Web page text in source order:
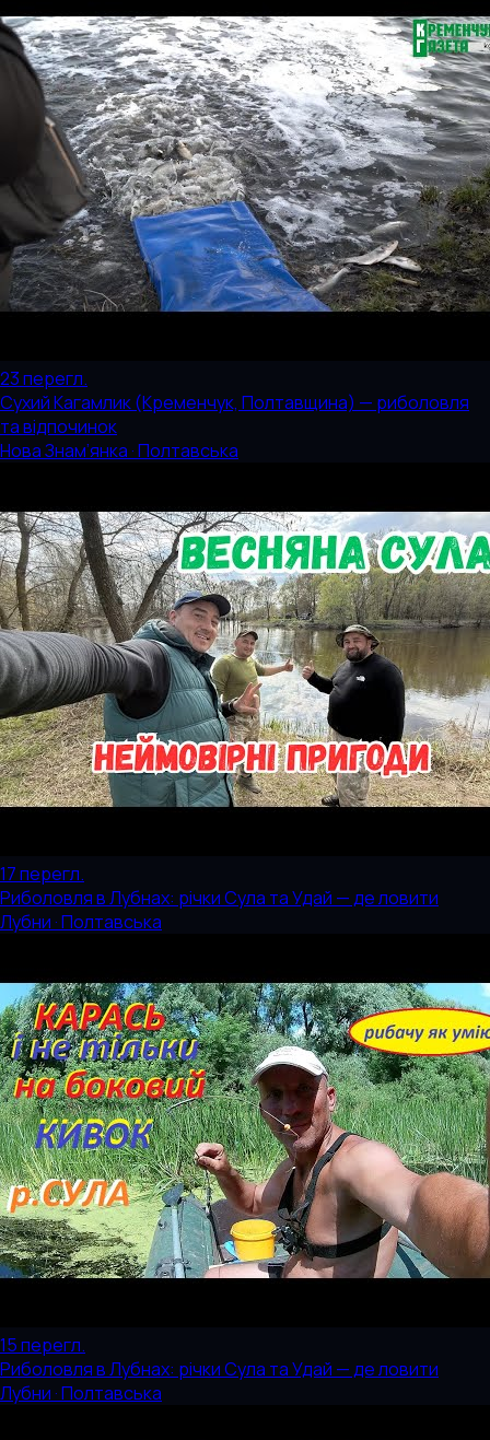
23перегл.
Сухий Кагамлик (Кременчук, Полтавщина) — риболовля
та відпочинок
Нова Знам’янка · Полтавська
17перегл.
Риболовля в Лубнах: річки Сула та Удай — де ловити
Лубни · Полтавська
15перегл.
Риболовля в Лубнах: річки Сула та Удай — де ловити
Лубни · Полтавська